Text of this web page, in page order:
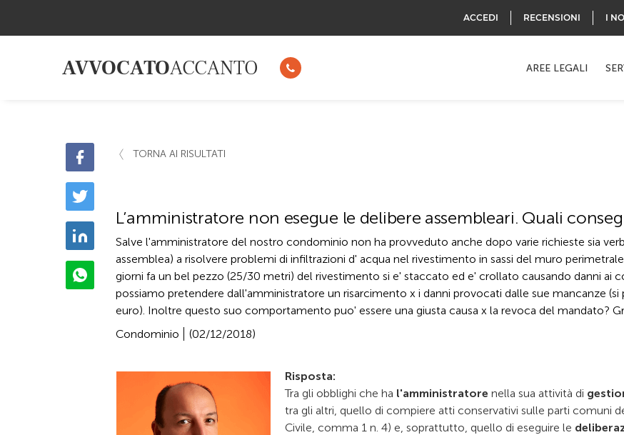
ACCEDI RECENSIONI I
AVVOCATOACCANTO AREE LEGALI
TORNA AI RISULTATI
L’amministratore non esegue le delibere assembleari. Quali
Salve l'amministratore del nostro condominio non ha provveduto anche dopo varie richieste sia
assemblea) a risolvere problemi di infiltrazioni d' acqua nel rivestimento in sassi del muro
giorni fa un bel pezzo (25/30 metri) del rivestimento si e' staccato ed e' crollato causando danni ai
possiamo pretendere dall'amministratore un risarcimento x i danni provocati dalle sue mancanze (si
euro). Inoltre questo suo comportamento puo' essere una giusta causa x la revoca del mandato?
Condominio
(02/12/2018)
Risposta:
Tra gli obblighi che ha l'amministratore nella sua attività di
tra gli altri, quello di compiere atti conservativi sulle parti comuni
Civile, comma 1 n. 4) e, soprattutto, quello di eseguire le